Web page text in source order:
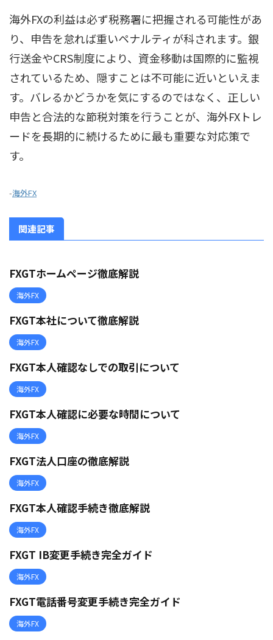
海外FXの利益は必ず税務署に把握される可能性があ
り、申告を怠れば重いペナルティが科されます。銀
行送金やCRS制度により、資金移動は国際的に監視
されているため、隠すことは不可能に近いといえま
す。バレるかどうかを気にするのではなく、正しい
申告と合法的な節税対策を行うことが、海外FXトレ
ードを長期的に続けるために最も重要な対応策で
す。
-海外FX
関連記事
FXGTホームページ徹底解説
海外FX
FXGT本社について徹底解説
海外FX
FXGT本人確認なしでの取引について
海外FX
FXGT本人確認に必要な時間について
海外FX
FXGT法人口座の徹底解説
海外FX
FXGT本人確認手続き徹底解説
海外FX
FXGT IB変更手続き完全ガイド
海外FX
FXGT電話番号変更手続き完全ガイド
海外FX